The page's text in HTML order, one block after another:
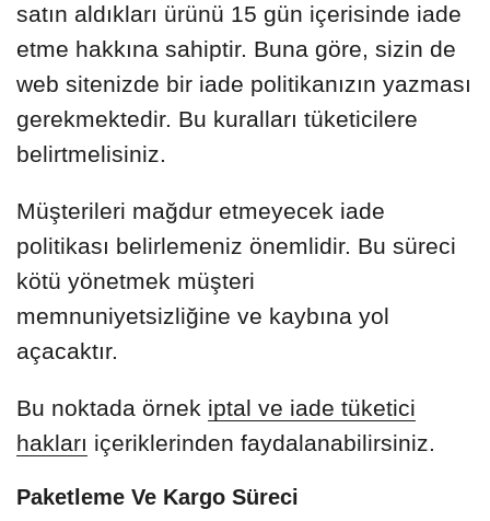
satın aldıkları ürünü 15 gün içerisinde iade
etme hakkına sahiptir. Buna göre, sizin de
web sitenizde bir iade politikanızın yazması
gerekmektedir. Bu kuralları tüketicilere
belirtmelisiniz.
Müşterileri mağdur etmeyecek iade
politikası belirlemeniz önemlidir. Bu süreci
kötü yönetmek müşteri
memnuniyetsizliğine ve kaybına yol
açacaktır.
Bu noktada örnek iptal ve iade tüketici
hakları içeriklerinden faydalanabilirsiniz.
Paketleme Ve Kargo Süreci